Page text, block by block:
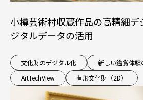
小樽芸術村収蔵作品の高精細
ジタルデータの活用
文化財のデジタル化
新しい鑑賞体験
ArtTechView
有形文化財（2D）